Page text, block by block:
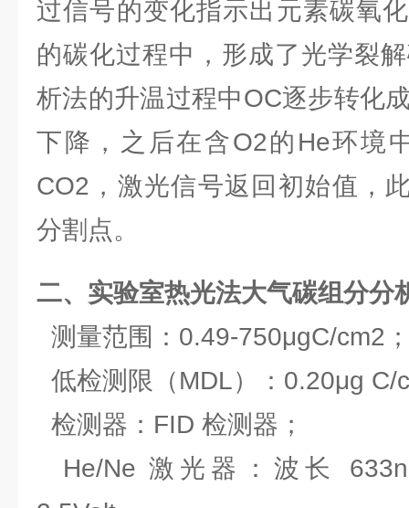
过信号的变化指示出元素碳氧
的碳化过程中，形成了光学裂
析法的升温过程中OC逐步转化
下降，之后在含O2的He环境
CO2，激光信号返回初始值，
分割点。
二、实验室热光法大气碳组分分
测量范围：0.49-750μgC/cm2
低检测限（MDL）：0.20μg C/
检测器：FID 检测器；
He/Ne 激光器：波长